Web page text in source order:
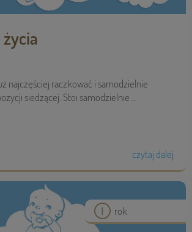
najczęściej raczkować i samodzielnie
siedzącej. Stoi samodzielnie ...
czytaj dalej
rok